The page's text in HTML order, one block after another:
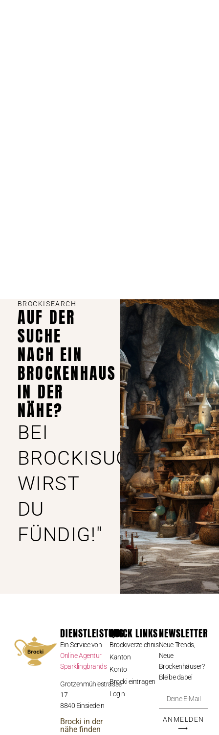
BROCKISEARCH
AUF DER
SUCHE
NACH EIN
BROCKENHAUS
IN DER
NÄHE?
BEI
BROCKISUCHE
WIRST
DU
FÜNDIG!"
DIENSTLEISTUNG
Ein Service von
Online Agentur
Sparklingbrands
Grotzenmühlestrasse
17
8840 Einsiedeln
Brocki in der
nähe finden
QUICK LINKS
Brockiverzeichnis
Kanton
Konto
Brocki eintragen
Login
NEWSLETTER
Neue Trends,
Neue
Brockenhäuser?
Bleibe dabei
ANMELDEN
⟶